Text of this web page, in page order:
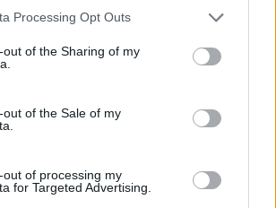
Processing Opt Outs
out of the Sharing of my
out of the Sale of my
out of processing my
for Targeted Advertising.
favorável
troço
alta
Politécnico de Castelo
Branco apresenta
orçamento de 31 milhões
para 2024